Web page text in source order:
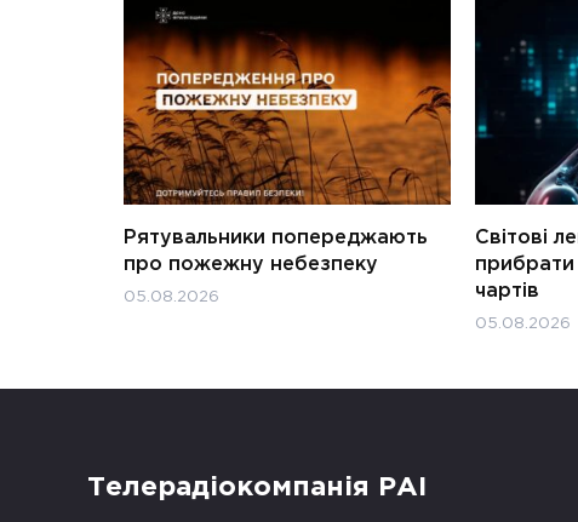
Рятувальники попереджають
про пожежну небезпеку
05.08.2026
Світові
прибрати
чартів
05.08.2026
Телерадіокомпанія РАІ